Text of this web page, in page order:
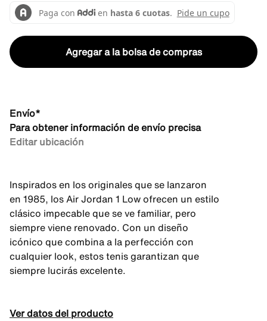
Agregar a la bolsa de compras
Envío*
Para obtener información de envío precisa
Editar ubicación
Inspirados en los originales que se lanzaron
en 1985, los Air Jordan 1 Low ofrecen un estilo
clásico impecable que se ve familiar, pero
siempre viene renovado. Con un diseño
icónico que combina a la perfección con
cualquier look, estos tenis garantizan que
siempre lucirás excelente.
Ver datos del producto